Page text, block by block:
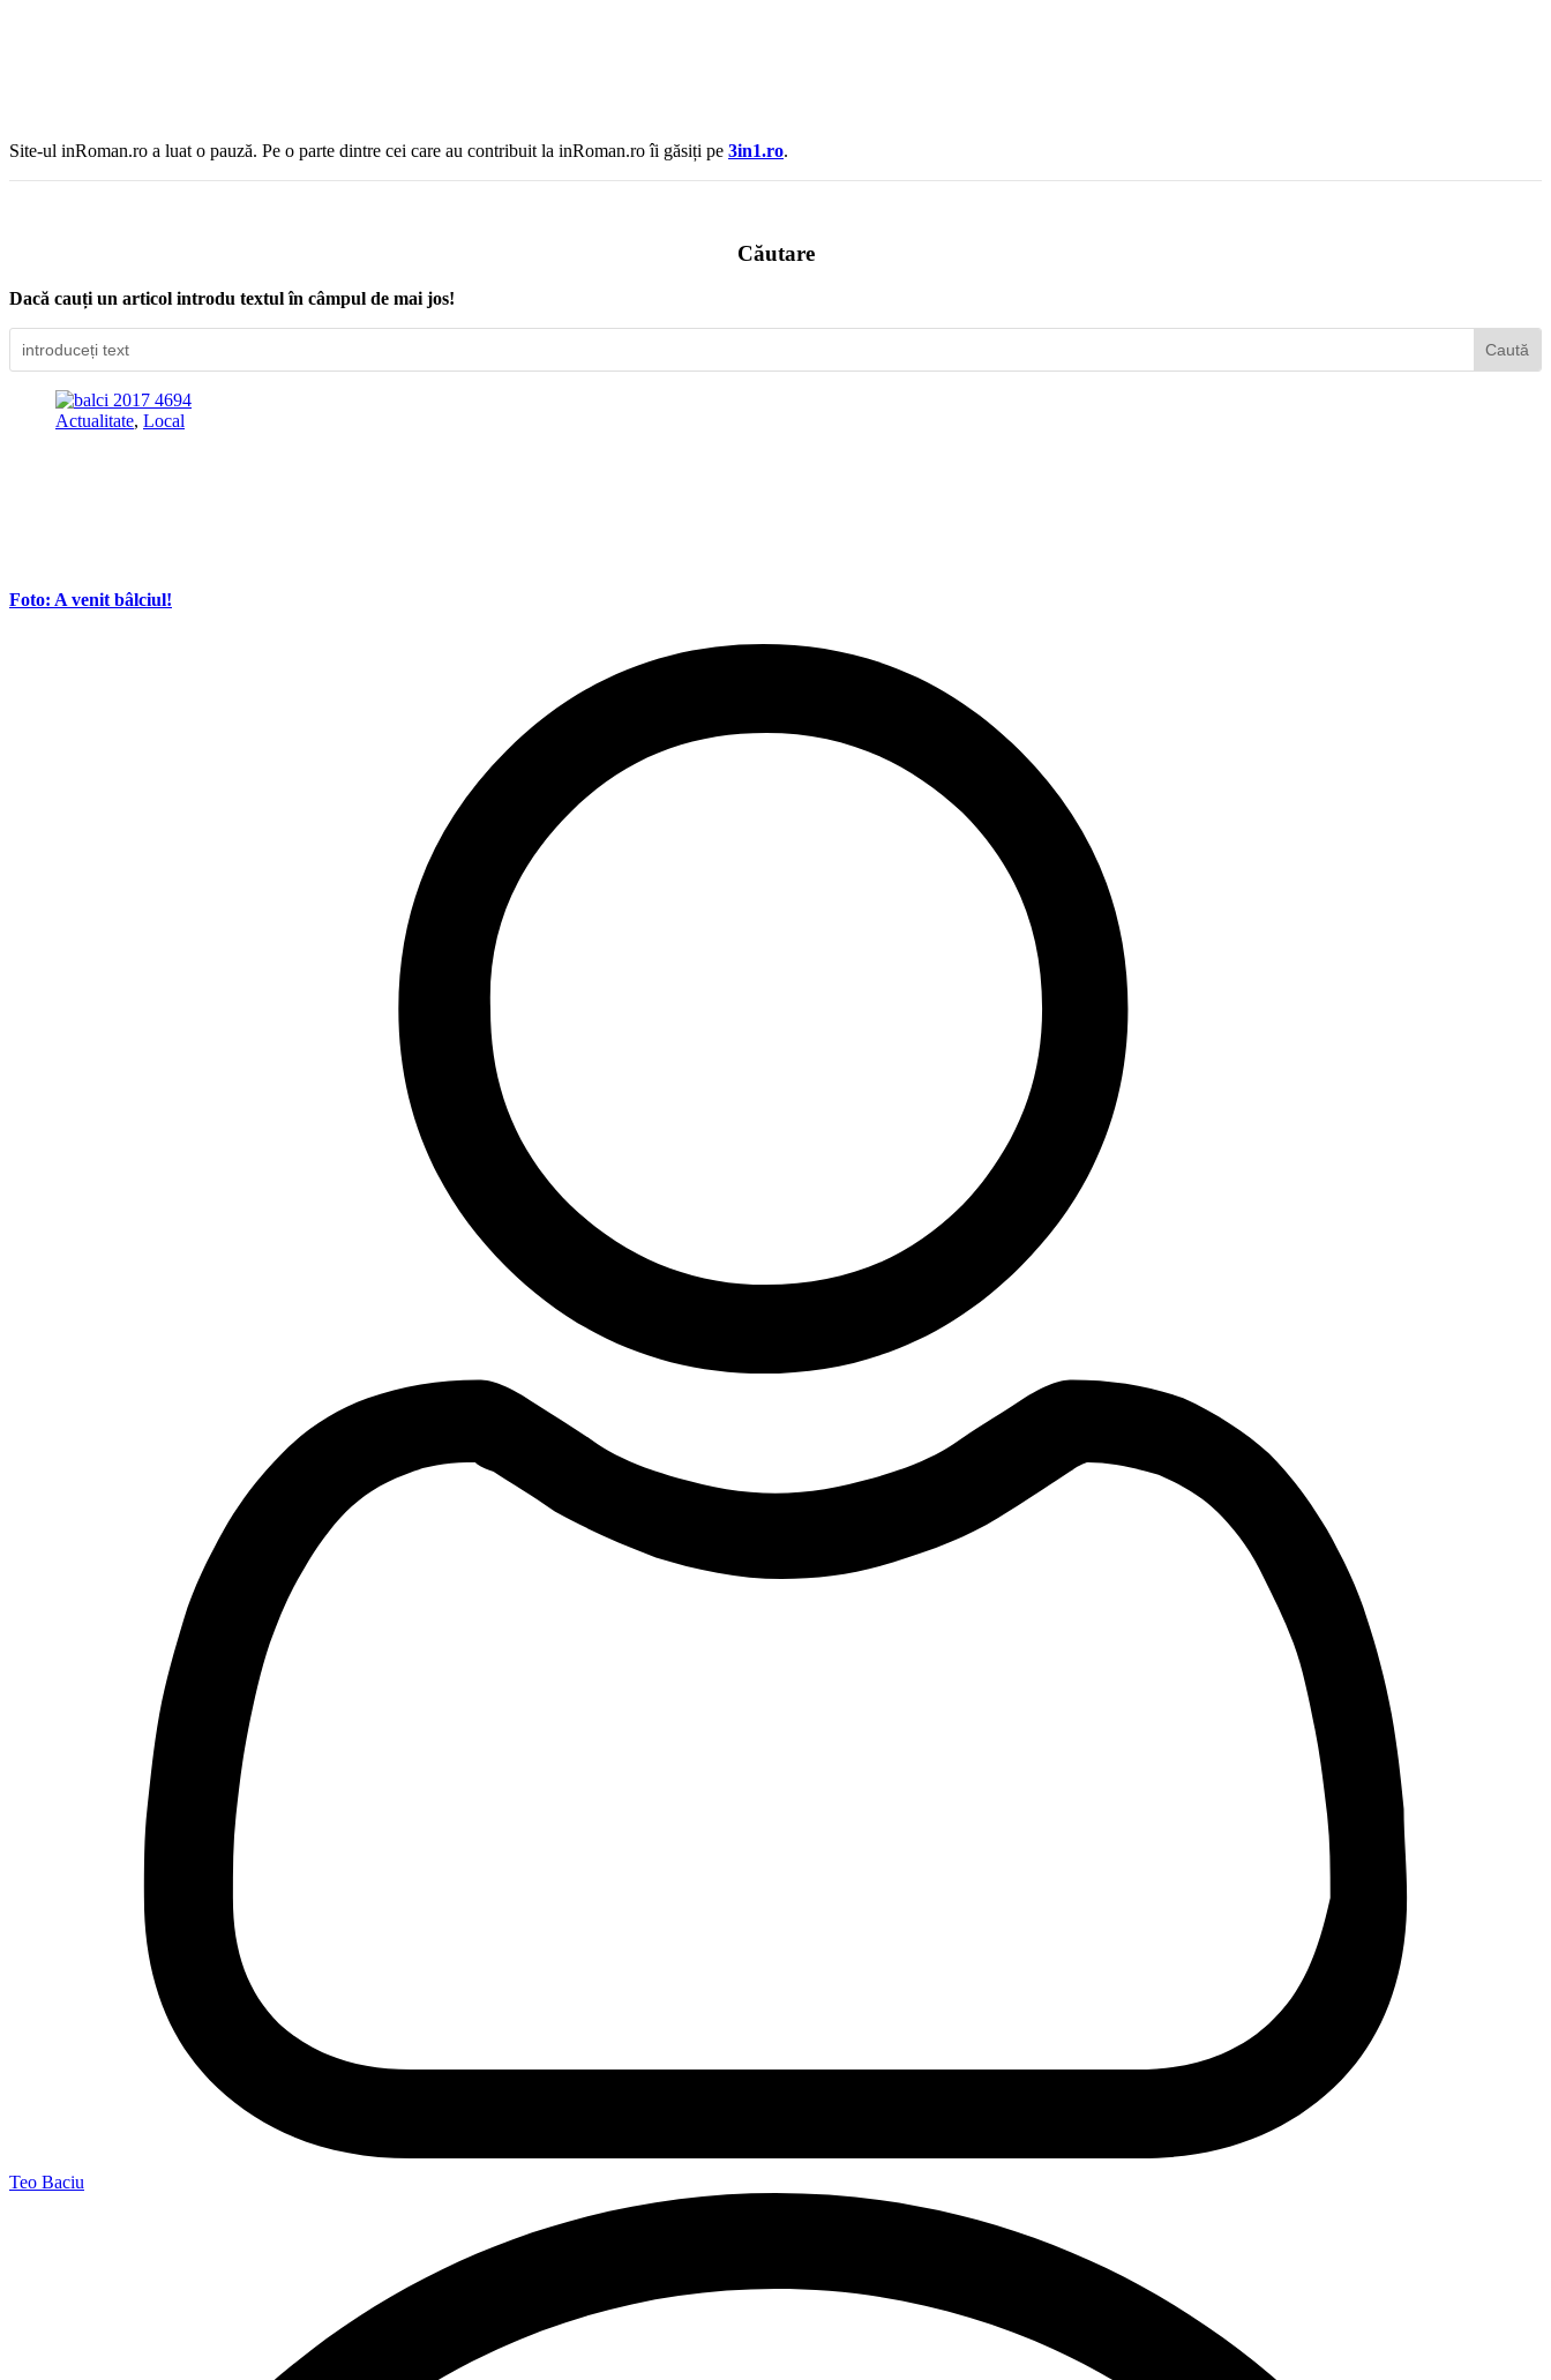
Site-ul inRoman.ro a luat o pauză. Pe o parte dintre cei care au contribuit la inRoman.ro îi găsiți pe 3in1.ro.
Căutare
Dacă cauți un articol introdu textul în câmpul de mai jos!
Actualitate, Local
Foto: A venit bâlciul!
Teo Baciu